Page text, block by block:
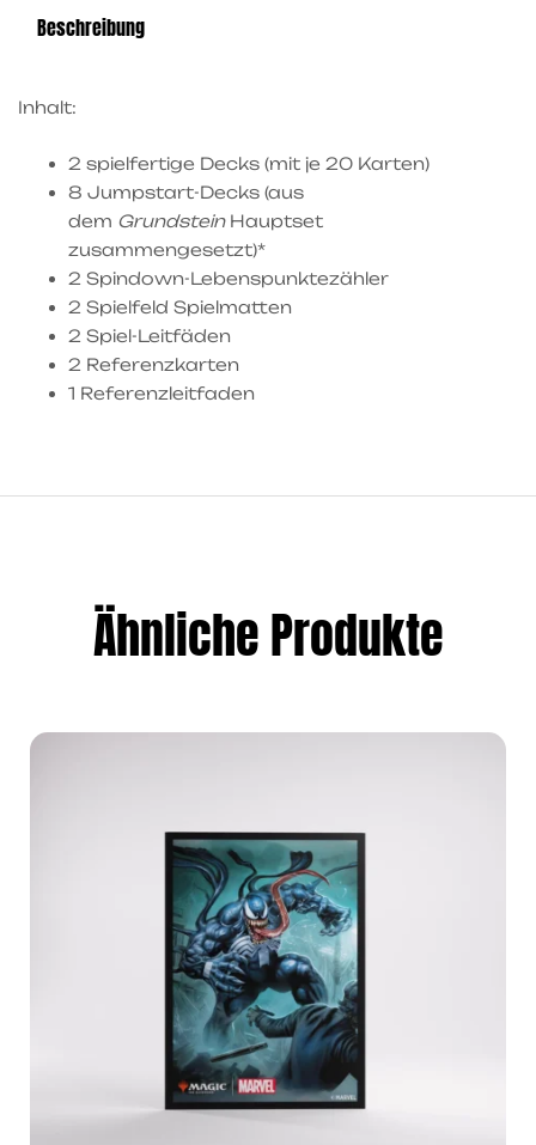
Beschreibung
Inhalt:
2 spielfertige Decks (mit je 20 Karten)
8 Jumpstart-Decks (aus
dem GrundsteinHauptset
zusammengesetzt)*
2 Spindown-Lebenspunktezähler
2 Spielfeld Spielmatten
2 Spiel-Leitfäden
2 Referenzkarten
1 Referenzleitfaden
Ähnliche Produkte